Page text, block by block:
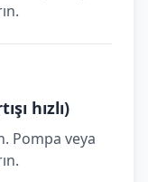
hızlı)
Pompa veya